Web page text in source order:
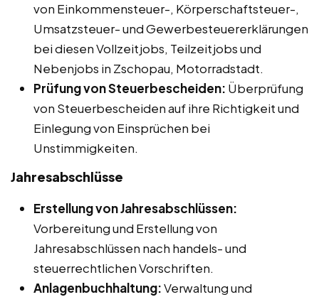
von Einkommensteuer-, Körperschaftsteuer-,
Umsatzsteuer- und Gewerbesteuererklärungen
bei diesen Vollzeitjobs, Teilzeitjobs und
Nebenjobs in Zschopau, Motorradstadt.
Prüfung von Steuerbescheiden: Überprüfung
von Steuerbescheiden auf ihre Richtigkeit und
Einlegung von Einsprüchen bei
Unstimmigkeiten.
Jahresabschlüsse
Erstellung von Jahresabschlüssen:
Vorbereitung und Erstellung von
Jahresabschlüssen nach handels- und
steuerrechtlichen Vorschriften.
Anlagenbuchhaltung:Verwaltung und